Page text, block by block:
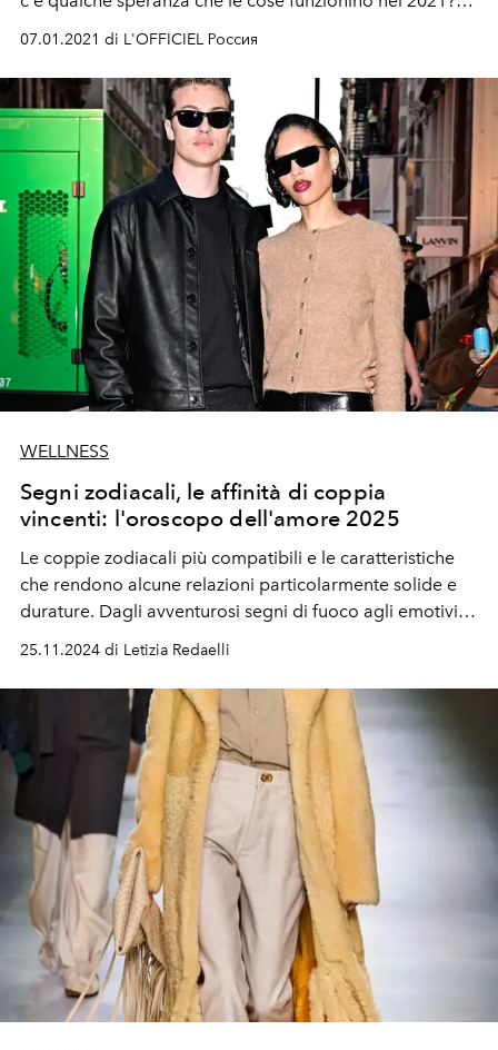
L'astrologa Ekaterina Kukureko ci ha rivelato i segreti
07.01.2021 di L'OFFICIEL Россия
WELLNESS
Segni zodiacali, le affinità di coppia
vincenti: l'oroscopo dell'amore 2025
Le coppie zodiacali più compatibili e le caratteristiche
che rendono alcune relazioni particolarmente solide e
durature. Dagli avventurosi segni di fuoco agli emotivi
segni d'acqua, l'Oroscopo dell'Amore 2025 può offrirti
coppia e individuare le combinazioni più armoniose.
25.11.2024 di Letizia Redaelli